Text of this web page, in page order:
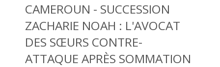
CAMEROUN - SUCCESSION
ZACHARIE NOAH : L'AVOCAT
DES SŒURS CONTRE-
ATTAQUE APRÈS SOMMATION